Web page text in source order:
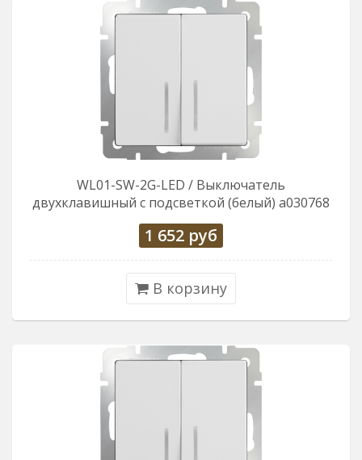
WL01-SW-2G-LED / Выключатель
двухклавишный с подсветкой (белый) a030768
1 652 руб
В корзину